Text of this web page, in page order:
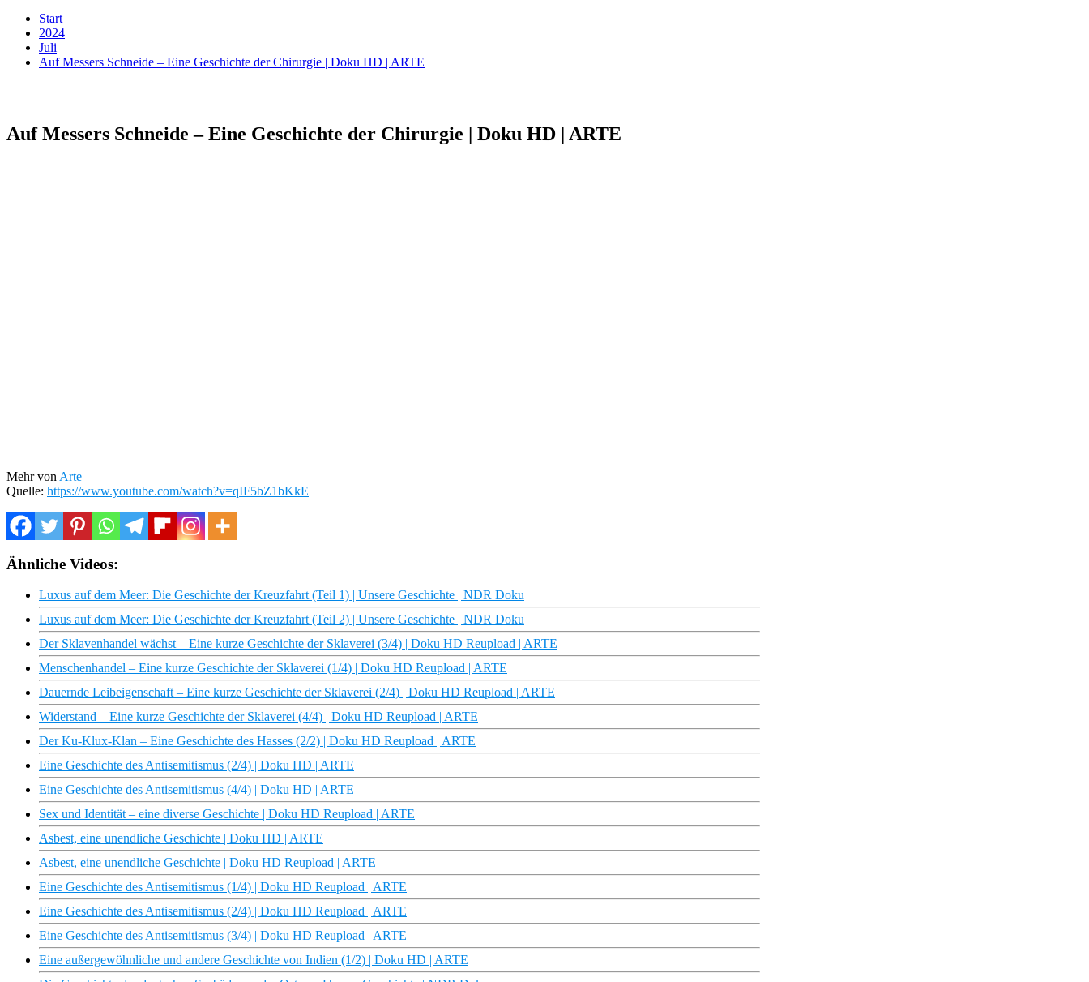
Start
2024
Juli
Auf Messers Schneide – Eine Geschichte der Chirurgie | Doku HD | ARTE
Auf Messers Schneide – Eine Geschichte der Chirurgie | Doku HD | ARTE
Mehr von Arte
Quelle: https://www.youtube.com/watch?v=qIF5bZ1bKkE
Ähnliche Videos:
Luxus auf dem Meer: Die Geschichte der Kreuzfahrt (Teil 1) | Unsere Geschichte | NDR Doku
Luxus auf dem Meer: Die Geschichte der Kreuzfahrt (Teil 2) | Unsere Geschichte | NDR Doku
Der Sklavenhandel wächst – Eine kurze Geschichte der Sklaverei (3/4) | Doku HD Reupload | ARTE
Menschenhandel – Eine kurze Geschichte der Sklaverei (1/4) | Doku HD Reupload | ARTE
Dauernde Leibeigenschaft – Eine kurze Geschichte der Sklaverei (2/4) | Doku HD Reupload | ARTE
Widerstand – Eine kurze Geschichte der Sklaverei (4/4) | Doku HD Reupload | ARTE
Der Ku-Klux-Klan – Eine Geschichte des Hasses (2/2) | Doku HD Reupload | ARTE
Eine Geschichte des Antisemitismus (2/4) | Doku HD | ARTE
Eine Geschichte des Antisemitismus (4/4) | Doku HD | ARTE
Sex und Identität – eine diverse Geschichte | Doku HD Reupload | ARTE
Asbest, eine unendliche Geschichte | Doku HD | ARTE
Asbest, eine unendliche Geschichte | Doku HD Reupload | ARTE
Eine Geschichte des Antisemitismus (1/4) | Doku HD Reupload | ARTE
Eine Geschichte des Antisemitismus (2/4) | Doku HD Reupload | ARTE
Eine Geschichte des Antisemitismus (3/4) | Doku HD Reupload | ARTE
Eine außergewöhnliche und andere Geschichte von Indien (1/2) | Doku HD | ARTE